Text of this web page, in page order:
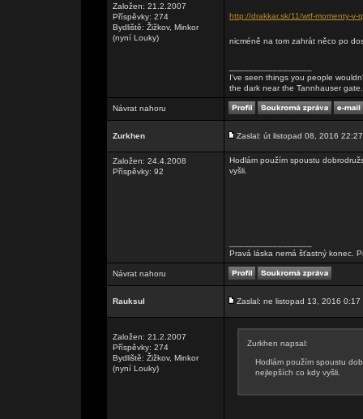
Založen: 21.2.2007
Příspěvky: 274
Bydliště: Žižkov, Minkor
(nyní Louky)
http://drakkar.sk/11/wtf-momenty-v-
nicméně na tom zahrát něco po
I've seen things you people
the dark near the Tannhauser
Návrat nahoru
Zurkhen Zaslal: út listopad 08, 2016 22:27
Založen: 24.4.2008
Příspěvky: 92
Hodlám použím spoustu
vyšli.
Pravá láska nemá šťastný konec.
Návrat nahoru
Rauksul Zaslal: ne listopad 13, 2016 0:17
Založen: 21.2.2007
Příspěvky: 274
Bydliště: Žižkov, Minkor
(nyní Louky)
Zurkhen napsal:
Hodlám použím spoustu
nejlepších co kdy vyšli.